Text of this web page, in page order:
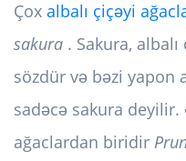
Çox albalı çiçəyi
sakura . Sakura,
sözdür və bəzi yapon
sadəcə sakura
ağaclardan biridir